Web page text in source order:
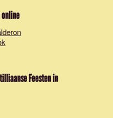
online
Feesten in